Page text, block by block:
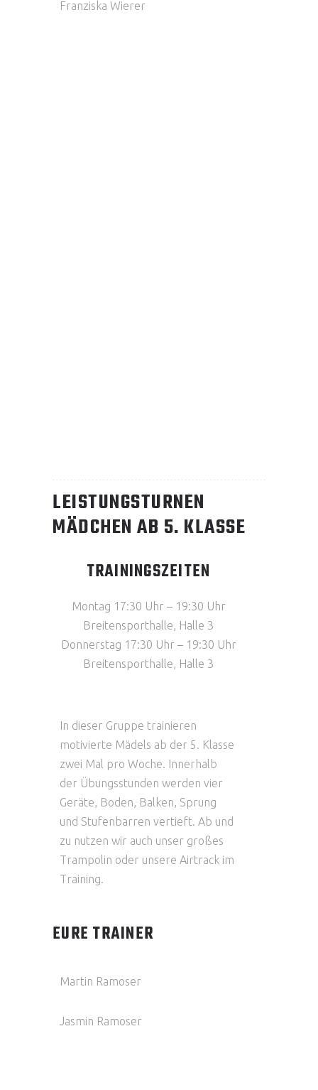
Franziska Wierer
LEISTUNGSTURNEN
MÄDCHEN AB 5. KLASSE
TRAININGSZEITEN
Montag 17:30 Uhr – 19:30 Uhr
Breitensporthalle, Halle 3
Donnerstag 17:30 Uhr – 19:30 Uhr
Breitensporthalle, Halle 3
In dieser Gruppe trainieren
motivierte Mädels ab der 5. Klasse
zwei Mal pro Woche. Innerhalb
der Übungsstunden werden vier
Geräte, Boden, Balken, Sprung
und Stufenbarren vertieft. Ab und
zu nutzen wir auch unser großes
Trampolin oder unsere Airtrack im
Training.
EURE TRAINER
Martin Ramoser
Jasmin Ramoser